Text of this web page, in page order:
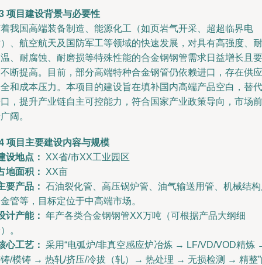
项目建设背景与必要性
我国高端装备制造、能源化工（如页岩气开采、超超临界电
、航空航天及国防军工等领域的快速发展，对具有高强度、耐
、耐腐蚀、耐磨损等特殊性能的合金钢钢管需求日益增长且要
断提高。目前，部分高端特种合金钢管仍依赖进口，存在供应
和成本压力。本项目的建设旨在填补国内高端产品空白，替代
，提升产业链自主可控能力，符合国家产业政策导向，市场前
阔。
项目主要建设内容与规模
设地点：
XX省/市XX工业园区
地面积：
XX亩
要产品： 石油裂化管、高压锅炉管、油气输送用管、机械结
管等，目标定位于中高端市场。
计产能： 年产各类合金钢钢管XX万吨（可根据产品大纲细
。
心工艺： 采用“电弧炉/非真空感应炉冶炼 → LF/VD/VOD精炼
/模铸 → 热轧/挤压/冷拔（轧）→ 热处理 → 无损检测 → 精整